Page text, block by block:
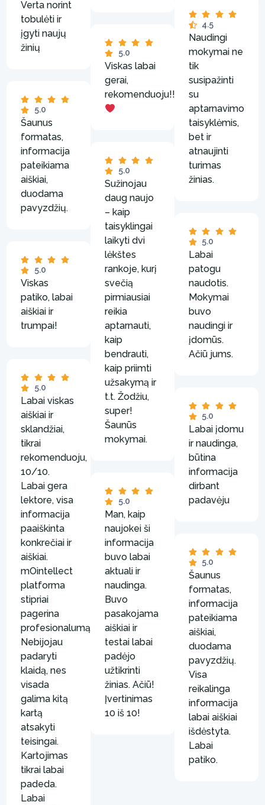
Verta norint
tobulėti ir
įgyti naujų
žinių
5.0
Šaunus
formatas,
informacija
pateikiama
aiškiai,
duodama
pavyzdžių.
5.0
Viskas
patiko, labai
aiškiai ir
trumpai!
5.0
Labai viskas
aiškiai ir
sklandžiai,
tikrai
rekomenduoju,
10/10.
Labai gera
lektore, visa
informacija
paaiškinta
konkrečiai ir
aiškiai.
mOintellect
platforma
stipriai
pagerina
profesionalumą.
Nebijojau
padaryti
klaidą, nes
visada
galima kitą
kartą
atsakyti
teisingai.
Kartojimas
tikrai labai
padeda.
Labai
5.0
Viskas labai
gerai,
rekomenduoju!!!
5.0
Sužinojau
daug naujo
– kaip
taisyklingai
laikyti dvi
lėkštes
rankoje, kurį
svečią
pirmiausiai
reikia
aptarnauti,
kaip
bendrauti,
kaip priimti
užsakymą ir
t.t. Žodžiu,
super!
Šaunūs
mokymai.
5.0
Man, kaip
naujokei ši
informacija
buvo labai
aktuali ir
naudinga.
Buvo
pasakojama
aiškiai ir
testai labai
padėjo
užtikrinti
žinias. Ačiū!
Įvertinimas
10 iš 10!
4.5
Naudingi
mokymai ne
tik
susipažinti
su
aptarnavimo
taisyklėmis,
bet ir
atnaujinti
turimas
žinias.
5.0
Labai
patogu
naudotis.
Mokymai
buvo
naudingi ir
įdomūs.
Ačiū jums.
5.0
Labai įdomu
ir naudinga,
būtina
informacija
dirbant
padavėju
5.0
Šaunus
formatas,
informacija
pateikiama
aiškiai,
duodama
pavyzdžių.
Visa
reikalinga
informacija
labai aiškiai
išdėstyta.
Labai
patiko.